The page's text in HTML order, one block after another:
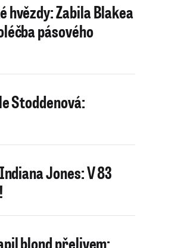
hvězdy: Zabila Blakea
pásového
Stoddenová:
Jones: V 83
blond přelivem: